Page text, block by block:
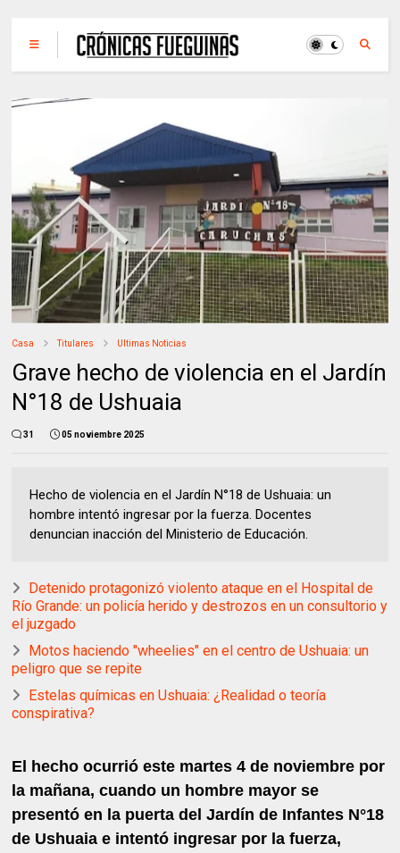
Casa Titulares Ultimas Noticias
Grave hecho de violencia en el Jardín
N°18 de Ushuaia
31 05 noviembre 2025
Hecho de violencia en el Jardín N°18 de Ushuaia: un
hombre intentó ingresar por la fuerza. Docentes
denuncian inacción del Ministerio de Educación.
Detenido protagonizó violento ataque en el Hospital de
Río Grande: un policía herido y destrozos en un consultorio y
el juzgado
Motos haciendo "wheelies" en el centro de Ushuaia: un
peligro que se repite
Estelas químicas en Ushuaia: ¿Realidad o teoría
conspirativa?
El hecho ocurrió este martes 4 de noviembre por
la mañana, cuando un hombre mayor se
presentó en la puerta del Jardín de Infantes N°18
de Ushuaia e intentó ingresar por la fuerza,